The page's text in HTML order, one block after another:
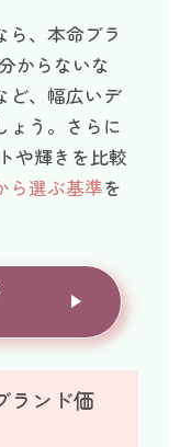
、本命ブラ
からないな
ど、幅広いデ
ょう。さらに
や輝きを比較
ら選ぶ基準を
ランド価